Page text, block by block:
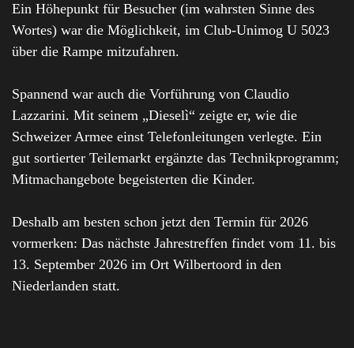
Ein Höhepunkt für Besucher (im wahrsten Sinne des
Wortes) war die Möglichkeit, im Club-Unimog U 5023
über die Rampe mitzufahren.
Spannend war auch die Vorführung von Claudio
Lazzarini. Mit seinem „Dieselì“ zeigte er, wie die
Schweizer Armee einst Telefonleitungen verlegte. Ein
gut sortierter Teilemarkt ergänzte das Technikprogramm;
Mitmachangebote begeisterten die Kinder.
Deshalb am besten schon jetzt den Termin für 2026
vormerken: Das nächste Jahrestreffen findet vom 11. bis
13. September 2026 im Ort Wilbertoord in den
Niederlanden statt.